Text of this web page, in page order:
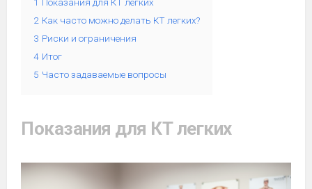
2 Как часто можно делать КТ легких?
3 Риски и ограничения
4 Итог
5 Часто задаваемые вопросы
Показания для КТ легких